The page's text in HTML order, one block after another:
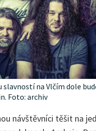
slavností na Vlčím dole
Foto: archiv
návštěvníci těšit na